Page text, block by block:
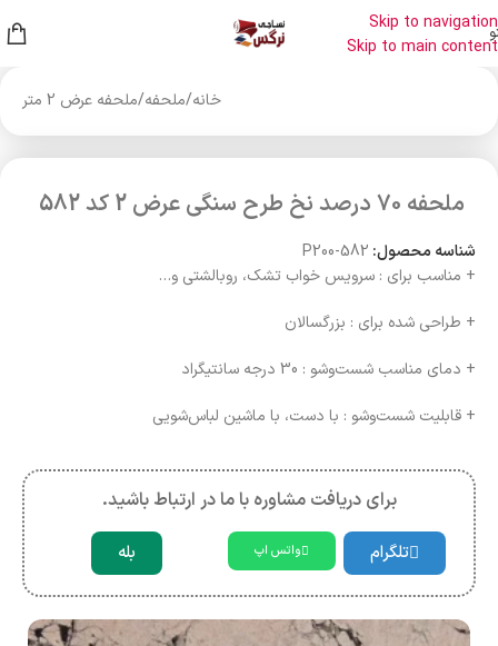
Skip to navigation
Skip to main content
خانه/ملحفه/ملحفه عرض 2 متر
ملحفه 70 درصد نخ طرح سنگی عرض 2 کد 582
شناسه محصول: P200-582
+ مناسب برای : سرویس خواب تشک، روبالشتی و…
+ طراحی شده برای : بزرگسالان
+ دمای مناسب شست‌وشو : 30 درجه سانتیگراد
+ قابلیت شست‌وشو : با دست، با ماشین لباس‌شویی
برای دریافت مشاوره با ما در ارتباط باشید.
تلگرام واتس اپ بله